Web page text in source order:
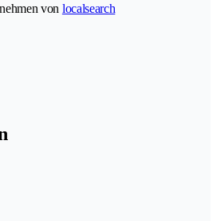
von localsearch